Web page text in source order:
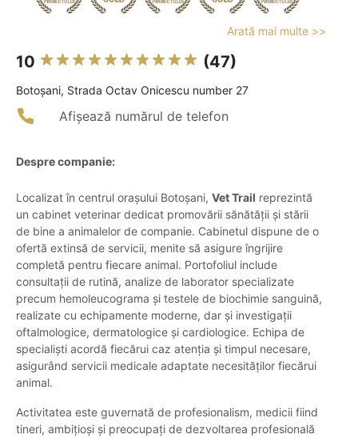
Arată mai multe >>
10 (47)
Botoşani, Strada Octav Onicescu number 27
Afișează numărul de telefon
Despre companie:
Localizat în centrul orașului Botoșani, Vet Trail reprezintă
un cabinet veterinar dedicat promovării sănătății și stării
de bine a animalelor de companie. Cabinetul dispune de o
ofertă extinsă de servicii, menite să asigure îngrijire
completă pentru fiecare animal. Portofoliul include
consultații de rutină, analize de laborator specializate
precum hemoleucograma și testele de biochimie sanguină,
realizate cu echipamente moderne, dar și investigații
oftalmologice, dermatologice și cardiologice. Echipa de
specialiști acordă fiecărui caz atenția și timpul necesare,
asigurând servicii medicale adaptate necesităților fiecărui
animal.
Activitatea este guvernată de profesionalism, medicii fiind
tineri, ambițioși și preocupați de dezvoltarea profesională